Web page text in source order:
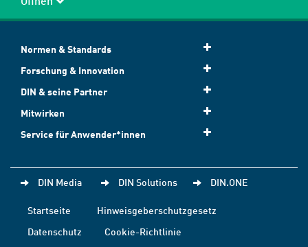
Normen & Standards
Forschung & Innovation
DIN & seine Partner
Mitwirken
Service für Anwender*innen
DIN Media DIN Solutions DIN.ONE
Startseite
Hinweisgeberschutzgesetz
Datenschutz
Cookie-Richtlinie